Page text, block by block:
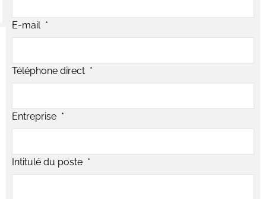
E-mail *
Téléphone direct *
Entreprise *
Intitulé du poste *